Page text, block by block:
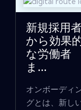
新規採用者
から効果
な労働者
ま...
オンボーディ
グとは、新し